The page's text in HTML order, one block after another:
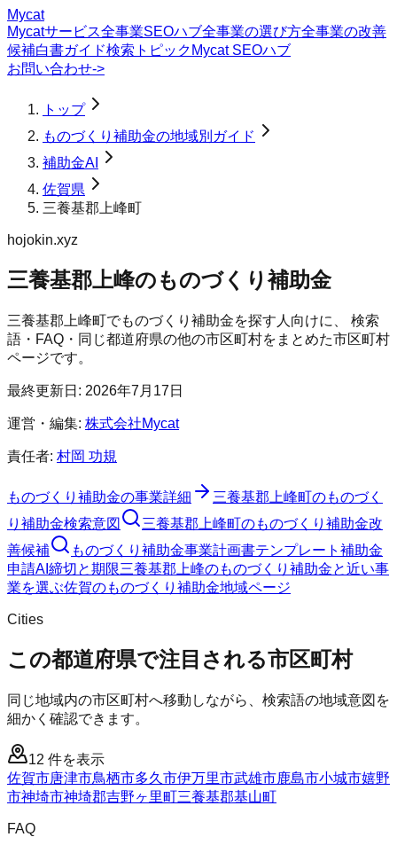
Mycat
Mycatサービス全事業SEOハブ全事業の選び方全事業の改善
候補白書ガイド検索トピック Mycat SEOハブ
お問い合わせ->
トップ
ものづくり補助金の地域別ガイド
補助金AI
佐賀県
三養基郡上峰町
hojokin.xyz
三養基郡上峰のものづくり補助金
三養基郡上峰町でものづくり補助金を探す人向けに、 検索
語・FAQ・同じ都道府県の他の市区町村をまとめた市区町村
ページです。
最終更新日: 2026年7月17日
運営・編集: 株式会社Mycat
責任者: 村岡 功規
ものづくり補助金の事業詳細 三養基郡上峰町のものづく
り補助金検索意図 三養基郡上峰町のものづくり補助金改
善候補
ものづくり補助金事業計画書テンプレート 補助金
申請AI 締切と期限三養基郡上峰のものづくり補助金と近い事
業を選ぶ佐賀のものづくり補助金地域ページ
Cities
この都道府県で注目される市区町村
同じ地域内の市区町村へ移動しながら、検索語の地域意図を
細かく確認できます。
12 件を表示
佐賀市唐津市鳥栖市多久市伊万里市武雄市鹿島市小城市嬉野
市神埼市神埼郡吉野ヶ里町三養基郡基山町
FAQ